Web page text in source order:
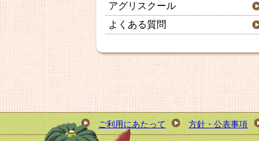
アグリスクール
よくある質問
ご利用にあたって 方針・公表事項